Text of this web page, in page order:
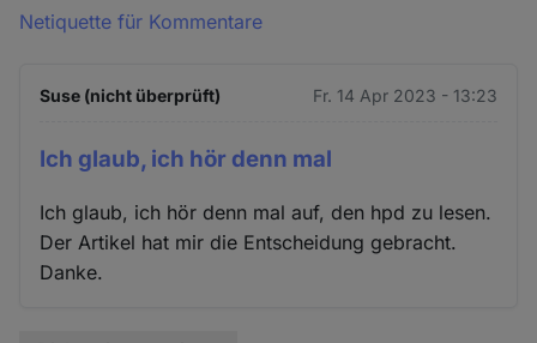
Netiquette für Kommentare
Suse (nicht überprüft) Fr. 14 Apr 2023 - 13:23
Ich glaub, ich hör denn mal
Ich glaub, ich hör denn mal auf, den hpd zu lesen.
Der Artikel hat mir die Entscheidung gebracht.
Danke.